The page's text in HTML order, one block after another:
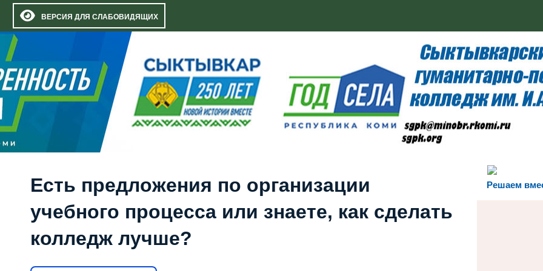
ВЕРСИЯ ДЛЯ СЛАБОВИДЯЩИХ
Решаем
Есть предложения по организации
учебного процесса или знаете, как сделать
колледж лучше?